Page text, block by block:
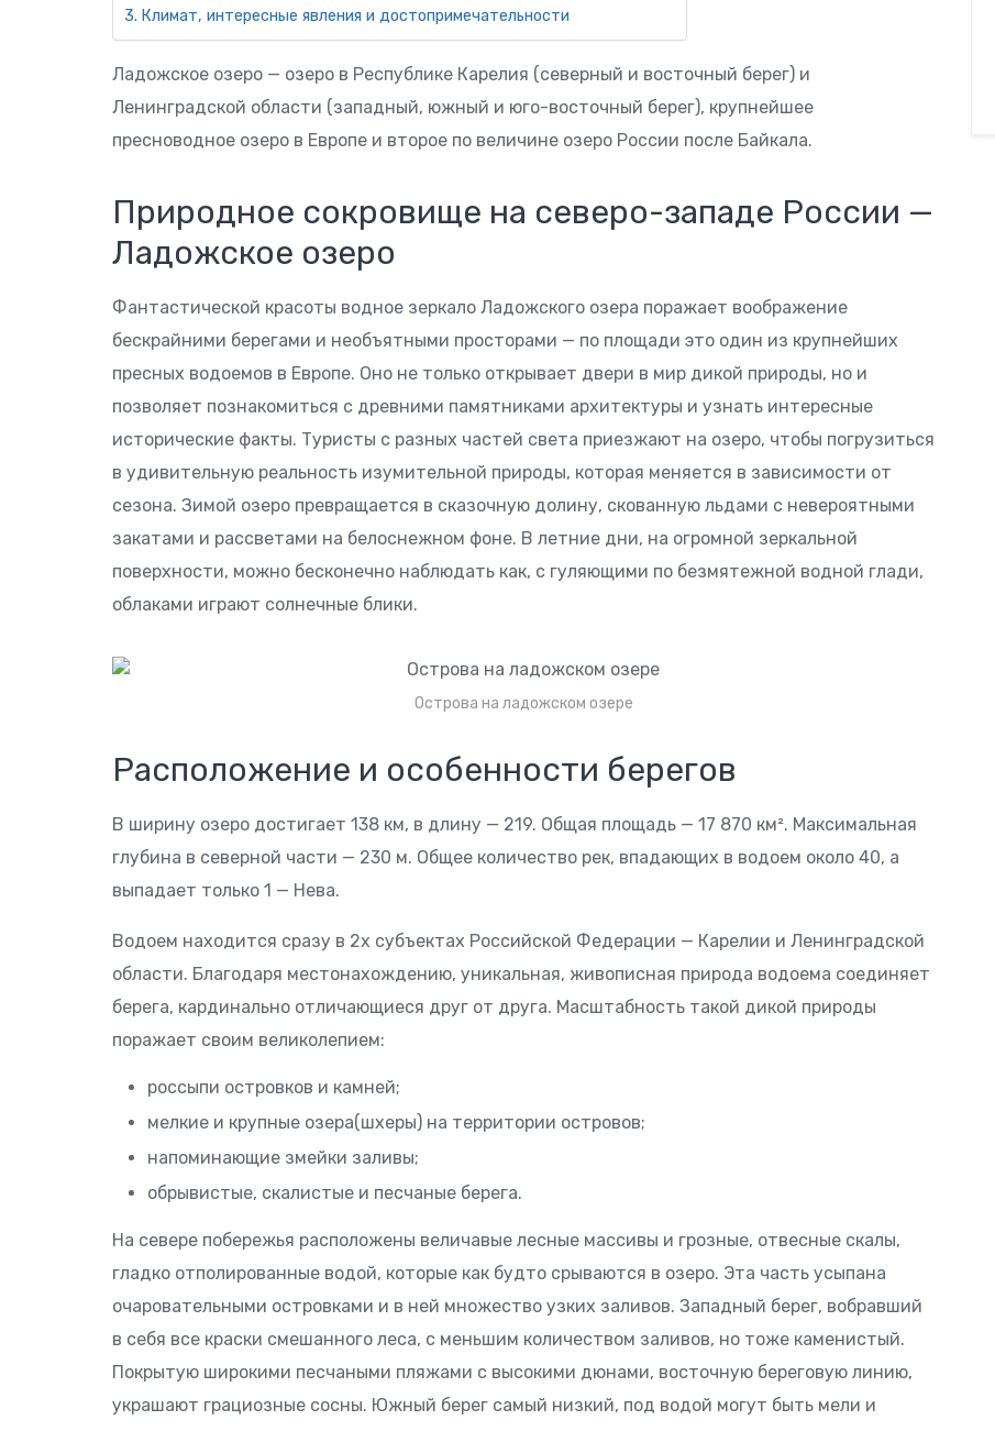
Климат, интересные явления и достопримечательности
Ладожское озеро — озеро в Республике Карелия (северный и восточный берег) и
Ленинградской области (западный, южный и юго-восточный берег), крупнейшее
пресноводное озеро в Европе и второе по величине озеро России после Байкала.
Природное сокровище на северо-западе России —
Ладожское озеро
Фантастической красоты водное зеркало Ладожского озера поражает воображение
бескрайними берегами и необъятными просторами — по площади это один из крупнейших
пресных водоемов в Европе. Оно не только открывает двери в мир дикой природы, но и
позволяет познакомиться с древними памятниками архитектуры и узнать интересные
исторические факты. Туристы с разных частей света приезжают на озеро, чтобы погрузиться
в удивительную реальность изумительной природы, которая меняется в зависимости от
сезона. Зимой озеро превращается в сказочную долину, скованную льдами с невероятными
закатами и рассветами на белоснежном фоне. В летние дни, на огромной зеркальной
поверхности, можно бесконечно наблюдать как, с гуляющими по безмятежной водной глади,
облаками играют солнечные блики.
Острова на ладожском озере
Расположение и особенности берегов
В ширину озеро достигает 138 км, в длину — 219. Общая площадь — 17 870 км². Максимальная
глубина в северной части — 230 м. Общее количество рек, впадающих в водоем около 40, а
выпадает только 1 — Нева.
Водоем находится сразу в 2х субъектах Российской Федерации — Карелии и Ленинградской
области. Благодаря местонахождению, уникальная, живописная природа водоема соединяет
берега, кардинально отличающиеся друг от друга. Масштабность такой дикой природы
поражает своим великолепием:
россыпи островков и камней;
мелкие и крупные озера(шхеры) на территории островов;
напоминающие змейки заливы;
обрывистые, скалистые и песчаные берега.
На севере побережья расположены величавые лесные массивы и грозные, отвесные скалы,
гладко отполированные водой, которые как будто срываются в озеро. Эта часть усыпана
очаровательными островками и в ней множество узких заливов. Западный берег, вобравший
в себя все краски смешанного леса, с меньшим количеством заливов, но тоже каменистый.
Покрытую широкими песчаными пляжами с высокими дюнами, восточную береговую линию,
украшают грациозные сосны. Южный берег самый низкий, под водой могут быть мели и